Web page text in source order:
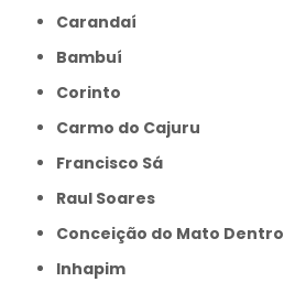
Carandaí
Bambuí
Corinto
Carmo do Cajuru
Francisco Sá
Raul Soares
Conceição do Mato Dentro
Inhapim